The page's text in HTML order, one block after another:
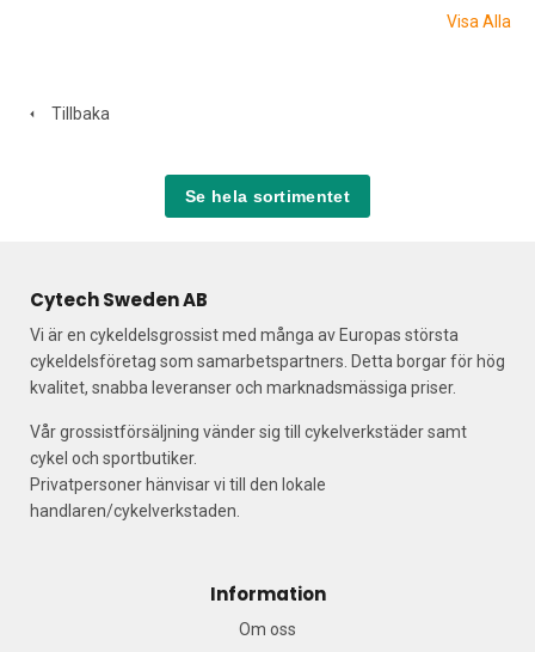
Visa Alla
Tillbaka
Se hela sortimentet
Cytech Sweden AB
Vi är en cykeldelsgrossist med många av Europas största
cykeldelsföretag som samarbetspartners. Detta borgar för hög
kvalitet, snabba leveranser och marknadsmässiga priser.
Vår grossistförsäljning vänder sig till cykelverkstäder samt
cykel och sportbutiker.
Privatpersoner hänvisar vi till den lokale
handlaren/cykelverkstaden.
Information
Om oss